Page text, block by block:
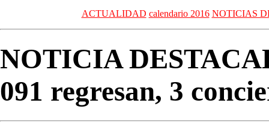
ACTUALIDAD calendario 2016 NOTICIAS
NOTICIA
091 regresan, 3